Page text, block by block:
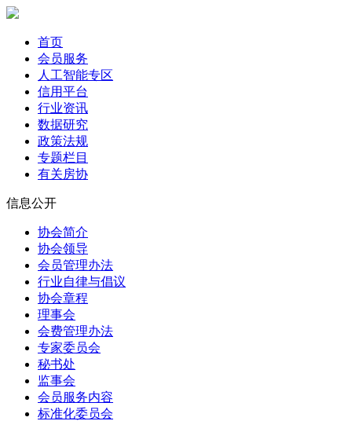
首页
会员服务
人工智能专区
信用平台
行业资讯
数据研究
政策法规
专题栏目
有关房协
信息公开
协会简介
协会领导
会员管理办法
行业自律与倡议
协会章程
理事会
会费管理办法
专家委员会
秘书处
监事会
会员服务内容
标准化委员会